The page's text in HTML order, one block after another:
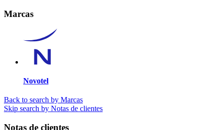
Marcas
Novotel
Back to search by Marcas
Skip search by Notas de clientes
Notas de clientes